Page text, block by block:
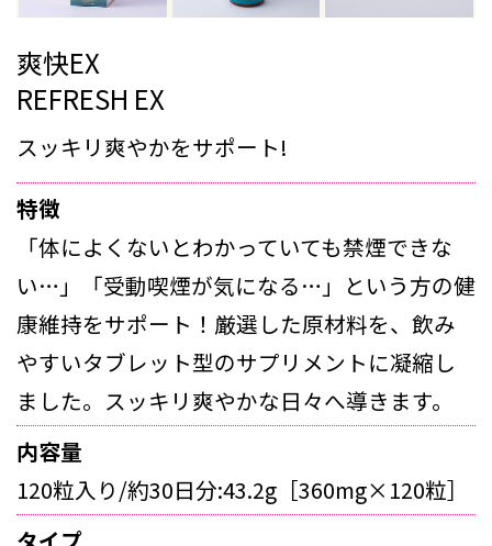
爽快EX
REFRESH EX
スッキリ爽やかをサポート!
特徴
「体によくないとわかっていても禁煙できな
い…」「受動喫煙が気になる…」という方の健
康維持をサポート！厳選した原材料を、飲み
やすいタブレット型のサプリメントに凝縮し
ました。スッキリ爽やかな日々へ導きます。
内容量
120粒入り/約30日分:43.2g［360mg×120粒］
タイプ